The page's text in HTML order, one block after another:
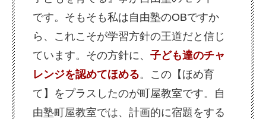
です。そもそも私は自由塾のOBですか
ら、これこそが学習方針の王道だと信じ
ています。その方針に、 子ども達のチャ
レンジを認めてほめる。この【ほめ育
て】をプラスしたのが町屋教室です。自
由塾町屋教室では、計画的に宿題をする